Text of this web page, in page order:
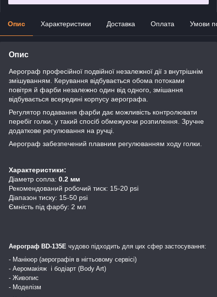
Опис Характеристики Доставка Оплата Умови
Опис
Аерограф професійної подвійної незалежної дії з внутрішнім
змішуванням. Керування відбувається обома потоками
повітря й фарби незалежно один від одного, змішання
відбувається всередині корпусу аерографа.
Регулятор подавання фарби дає можливість контролювати
перебіг голки, у такий спосіб обмежуючи розпилення. Зручне
додаткове регулювання на ручці.
Аерограф забезпечений плавним регулюванням ходу голки.
Характеристики:
Діаметр сопла: 0.2 мм
Рекомендований робочий тиск: 15-20 psi
Діапазон тиску: 15-50 psi
Ємність під фарбу: 2 мл
Аерограф BD-135E чудово підходить для цих сфер застосування:
- Манікюр (аерографія в нігтьовому сервісі)
- Аеромакіяж і бодіарт (Body Art)
- Живопис
- Моделізм